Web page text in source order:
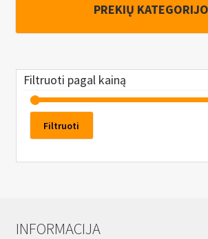
PREKIŲ
Filtruoti pagal kainą
Filtruoti
INFORMACIJA